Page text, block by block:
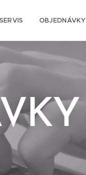
SERVIS OBJEDNÁVKY